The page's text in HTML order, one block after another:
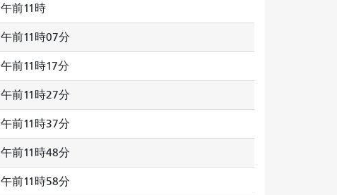
午前11時
午前11時07分
午前11時17分
午前11時27分
午前11時37分
午前11時48分
午前11時58分